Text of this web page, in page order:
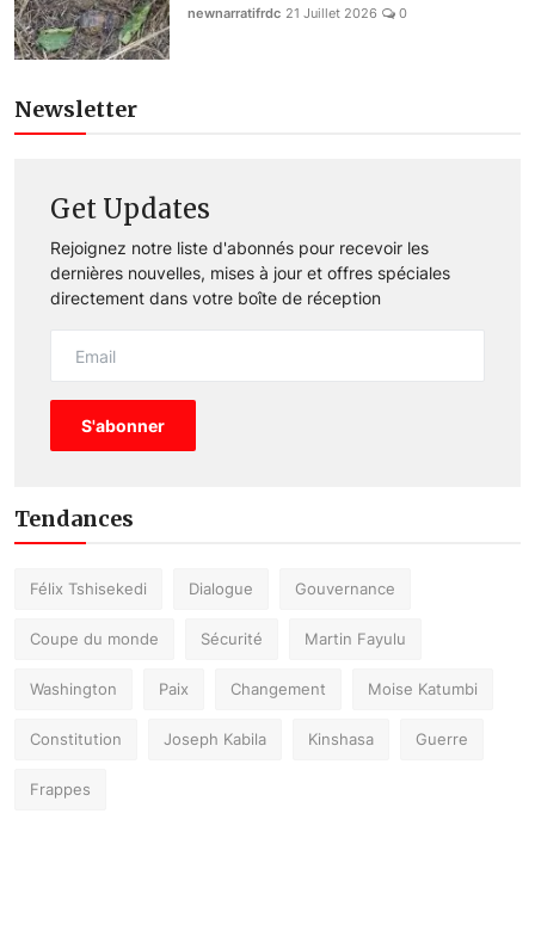
newnarratifrdc 21 Juillet 2026 0
Newsletter
Get Updates
Rejoignez notre liste d'abonnés pour recevoir les
dernières nouvelles, mises à jour et offres spéciales
directement dans votre boîte de réception
S'abonner
Tendances
Félix Tshisekedi Dialogue Gouvernance
Coupe du monde Sécurité Martin Fayulu
Washington Paix Changement Moise Katumbi
Constitution Joseph Kabila Kinshasa Guerre
Frappes